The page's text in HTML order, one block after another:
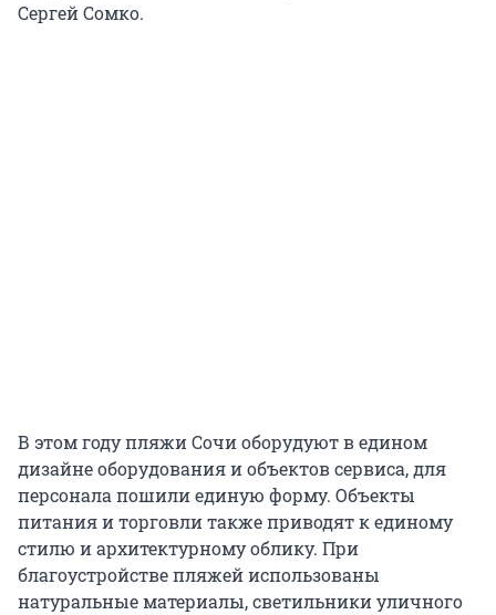
Сергей Сомко.
В этом году пляжи Сочи оборудуют в едином
дизайне оборудования и объектов сервиса, для
персонала пошили единую форму. Объекты
питания и торговли также приводят к единому
стилю и архитектурному облику. При
благоустройстве пляжей использованы
натуральные материалы, светильники уличного